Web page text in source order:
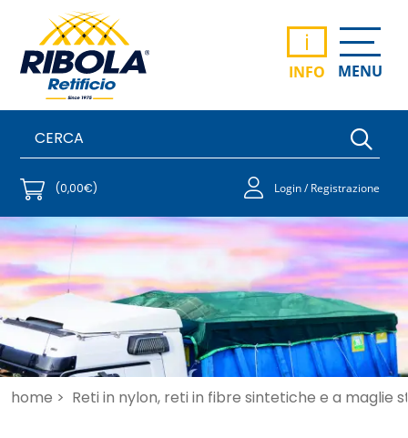
i
INFO MENU
(0,00€) Login / Registrazione
home > Reti in nylon, reti in fibre sintetiche e a maglie